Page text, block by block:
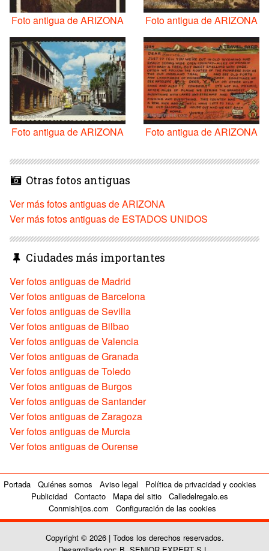
Foto antigua de ARIZONA Foto antigua de ARIZONA
Foto antigua de ARIZONA Foto antigua de ARIZONA
Otras fotos antiguas
Ver más fotos antiguas de ARIZONA
Ver más fotos antiguas de ESTADOS UNIDOS
Ciudades más importantes
Ver fotos antiguas de Madrid
Ver fotos antiguas de Barcelona
Ver fotos antiguas de Sevilla
Ver fotos antiguas de Bilbao
Ver fotos antiguas de Valencia
Ver fotos antiguas de Granada
Ver fotos antiguas de Toledo
Ver fotos antiguas de Burgos
Ver fotos antiguas de Santander
Ver fotos antiguas de Zaragoza
Ver fotos antiguas de Murcia
Ver fotos antiguas de Ourense
Portada Quiénes somos Aviso legal
Política de privacidad y cookies
Publicidad
Contacto Mapa del sitio
Calledelregalo.es
Conmishijos.com
Configuración de las cookies
Copyright © 2026 | Todos los derechos reservados.